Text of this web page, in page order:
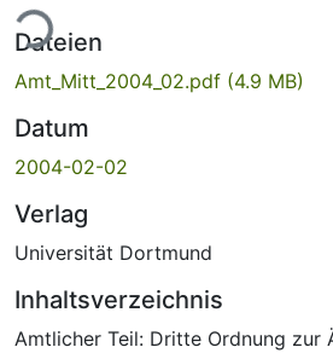
Dateien
Amt_Mitt_2004_02.pdf (4.9 MB)
Datum
2004-02-02
Verlag
Universität Dortmund
Inhaltsverzeichnis
Amtlicher Teil: Dritte Ordnung zur